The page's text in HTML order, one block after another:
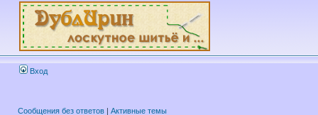
Вход
Сообщения без ответов | Активные темы